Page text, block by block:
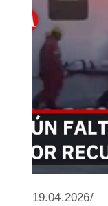
19.04.2026/